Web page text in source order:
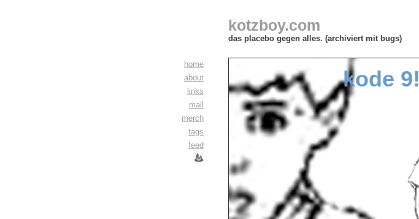
kotzboy.com
das placebo gegen alles. (archiviert mit bugs)
home
about
links
mail
merch
tags
feed
kode 9!